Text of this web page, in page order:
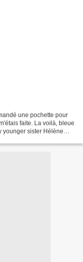
une pochette pour
faite. La voilà, bleue
younger sister Hélène